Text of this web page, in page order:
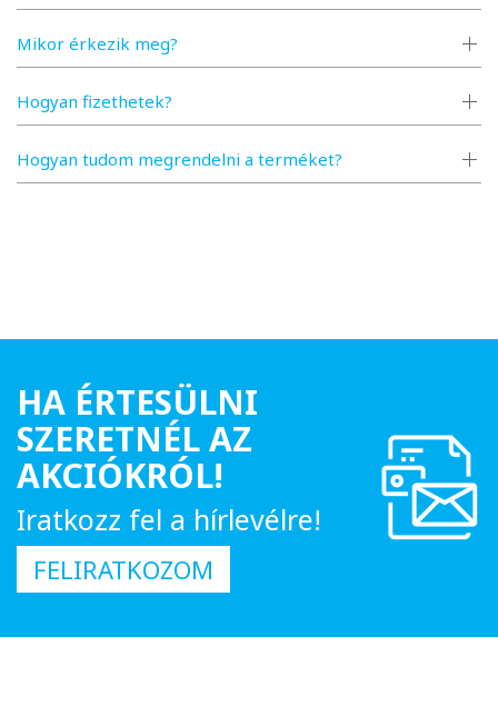
Mikor érkezik meg?
Hogyan fizethetek?
Hogyan tudom megrendelni a terméket?
HA ÉRTESÜLNI
SZERETNÉL AZ
AKCIÓKRÓL!
Iratkozz fel a hírlevélre!
FELIRATKOZOM